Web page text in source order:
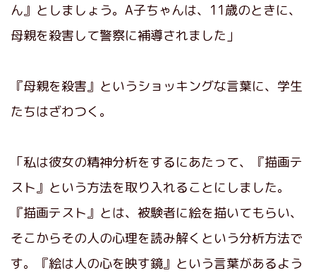
ん』としましょう。A子ちゃんは、11歳のときに、
母親を殺害して警察に補導されました」
『母親を殺害』というショッキングな言葉に、学生
たちはざわつく。
「私は彼女の精神分析をするにあたって、『描画テ
スト』という方法を取り入れることにしました。
『描画テスト』とは、被験者に絵を描いてもらい、
そこからその人の心理を読み解くという分析方法で
す。『絵は人の心を映す鏡』という言葉があるよう